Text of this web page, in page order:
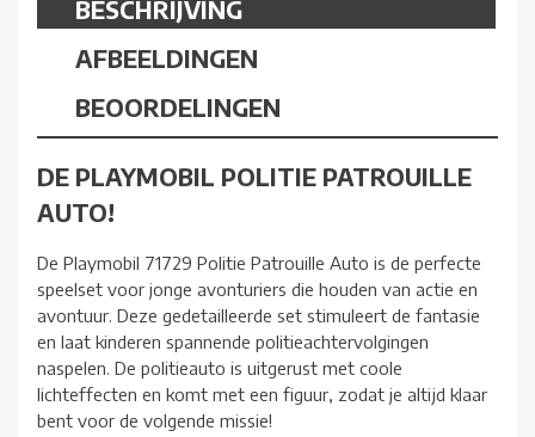
BESCHRIJVING
AFBEELDINGEN
BEOORDELINGEN
DE PLAYMOBIL POLITIE PATROUILLE
AUTO!
De Playmobil 71729 Politie Patrouille Auto is de perfecte
speelset voor jonge avonturiers die houden van actie en
avontuur. Deze gedetailleerde set stimuleert de fantasie
en laat kinderen spannende politieachtervolgingen
naspelen. De politieauto is uitgerust met coole
lichteffecten en komt met een figuur, zodat je altijd klaar
bent voor de volgende missie!